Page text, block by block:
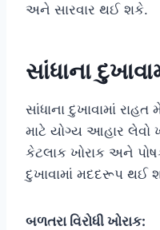
અને સારવાર થઈ શકે.
સાંધાના
સાંધાના દુખાવામાં
માટે યોગ્ય આહાર
કેટલાક ખોરાક અને
દુખાવામાં મદદરૂપ થઈ
બળતરા વિરોધી ખોરાક: